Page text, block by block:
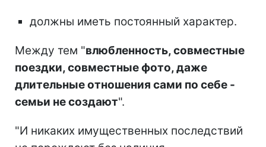
должны иметь постоянный характер.
Между тем "влюбленность, совместные
поездки, совместные фото, даже
длительные отношения сами по себе -
семьи не создают".
"И никаких имущественных последствий